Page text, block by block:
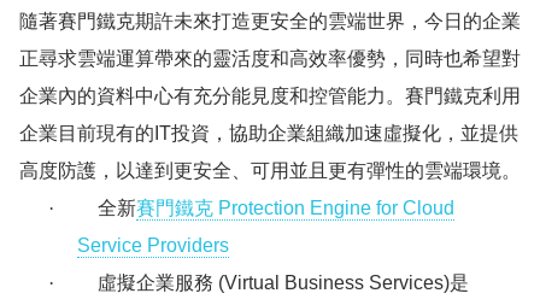
隨著賽門鐵克期許未來打造更安全的雲端世界，今日的企業
正尋求雲端運算帶來的靈活度和高效率優勢，同時也希望對
企業內的資料中心有充分能見度和控管能力。賽門鐵克利用
企業目前現有的 IT投資，協助企業組織加速虛擬化，並提供
高度防護，以達到更安全、可用並且更有彈性的雲端環境。
·
全新賽門鐵克Protection Engine for Cloud
Service Providers
·
虛擬企業服務 (Virtual Business Services)是